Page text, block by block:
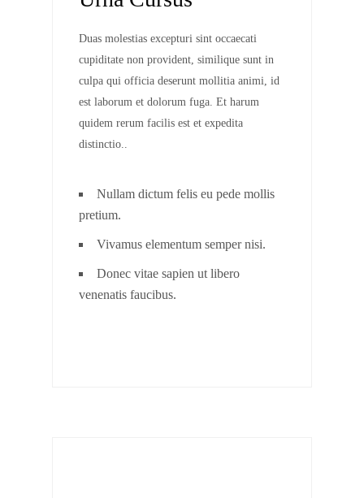
Duas molestias excepturi sint occaecati
cupiditate non provident, similique sunt in
culpa qui officia deserunt mollitia animi, id
est laborum et dolorum fuga. Et harum
quidem rerum facilis est et expedita
distinctio..
Nullam dictum felis eu pede mollis
pretium.
Vivamus elementum semper nisi.
Donec vitae sapien ut libero
venenatis faucibus.